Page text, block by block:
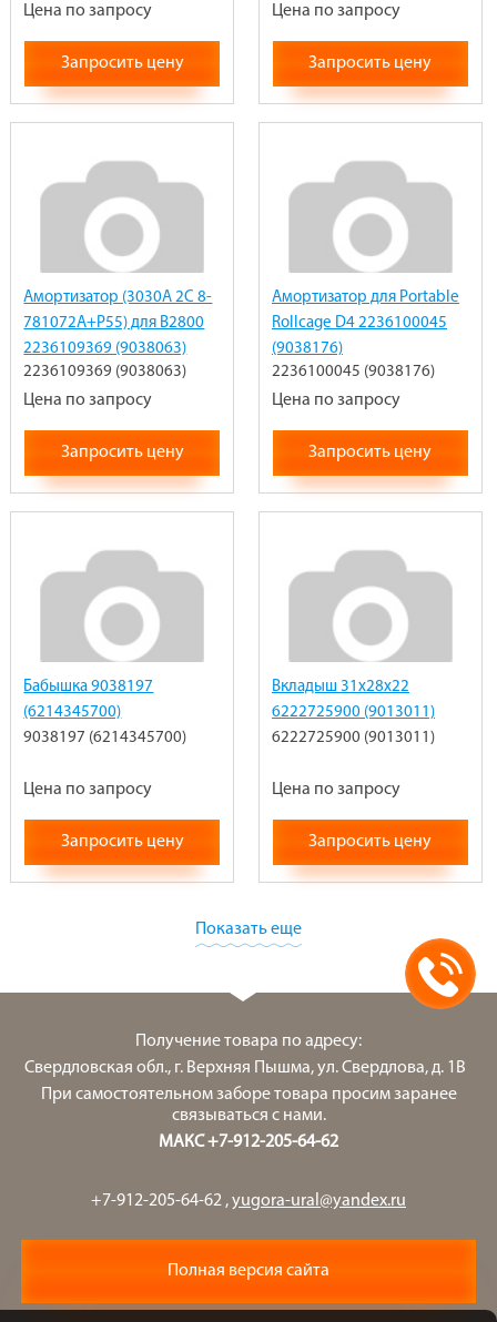
Цена по запросу
Запросить цену
Цена по запросу
Запросить цену
Амортизатор (3030A 2C 8-
781072A+P55) для В2800
2236109369 (9038063)
2236109369 (9038063)
Цена по запросу
Запросить цену
Амортизатор для Portable
Rollcage D4 2236100045
(9038176)
2236100045 (9038176)
Цена по запросу
Запросить цену
Бабышка 9038197
(6214345700)
9038197 (6214345700)
Цена по запросу
Запросить цену
Вкладыш 31х28х22
6222725900 (9013011)
6222725900 (9013011)
Цена по запросу
Запросить цену
Показать еще
Получение товара по адресу:
Свердловская обл., г. Верхняя Пышма, ул. Свердлова, д. 1В
При самостоятельном заборе товара просим заранее
связываться с нами.
МАКС +7-912-205-64-62
+7-912-205-64-62 ,yugora-ural@yandex.ru
Полная версия сайта